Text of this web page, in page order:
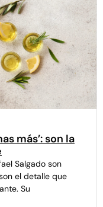
más’: son la
Salgado son
el detalle que
Su